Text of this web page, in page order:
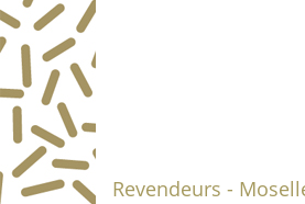
Revendeurs -